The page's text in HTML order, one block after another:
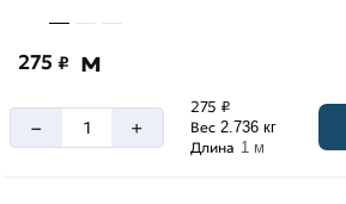
275 ₽ м
– +
275 ₽
Вес 2.736 кг
Длина 1 м